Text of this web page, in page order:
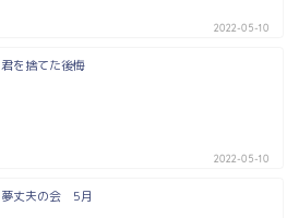
2022-05-10
君を捨てた後悔
2022-05-10
夢丈夫の会 5月